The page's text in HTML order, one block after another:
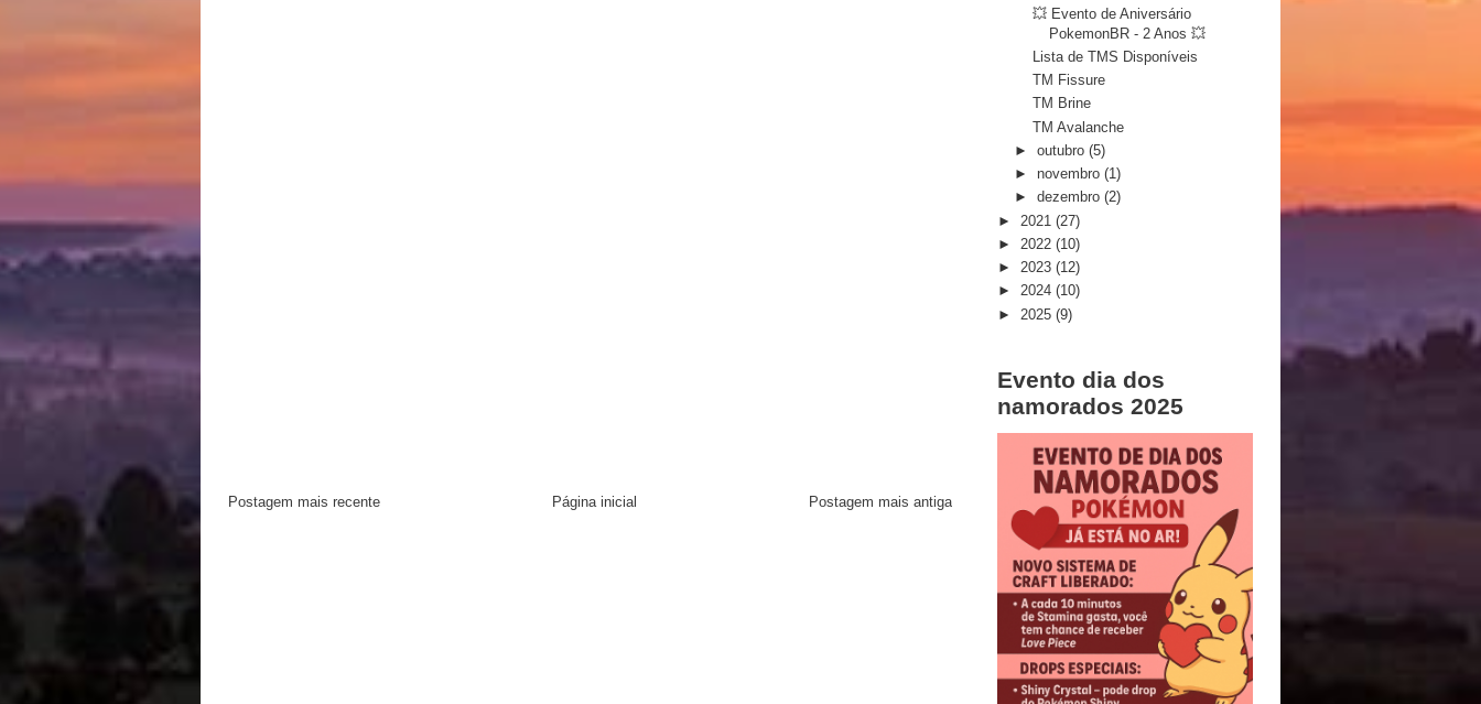
Postagem mais recente Postagem mais antiga
Página inicial
💥 Evento de Aniversário
PokemonBR - 2 Anos 💥
Lista de TMS Disponíveis
TM Fissure
TM Brine
TM Avalanche
►outubro(5)
► novembro(1)
►dezembro(2)
► 2021 (27)
► 2022 (10)
► 2023 (12)
► 2024 (10)
► 2025 (9)
Evento dia dos
namorados 2025